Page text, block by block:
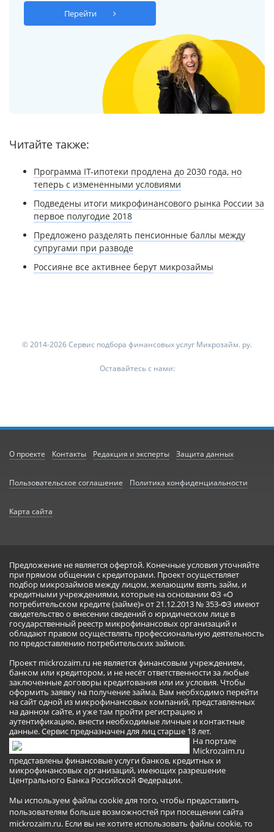
Перейти
Читайте также:
Программа IT-ипотеки продлена до 2030 года, но
теперь с измененными условиями
Подведены итоги микрофинансового рынка России за
первое полугодие 2018
Предложено разделять пенсионные баллы между
супругами при разводе
Россияне все активнее берут микрозаймы
© 2014-2026 Сервис подбора финансовых услуг Микрозайм. ру.
Оставайтесь с нами:
О проекте Контакты Редакция и эксперты Защита данных
Пользовательское соглашение Политика конфиденциальности
Карта сайта
Предложение не является офертой. Конечные условия уточняйте
при прямом общении с кредиторами. Проект осуществляет
подбор микрозаймов между лицом, желающим взять займ, и
кредитными учреждениями, которые на основании ФЗ «О
потребительском кредите (займе)» от 21.12.2013 № 353-ФЗ имеют
свидетельство о внесении сведений о юридическом лице в
государственный реестр микрофинансовых организаций и
обладают правом осуществлять профессиональную деятельность
по предоставлению потребительских займов.
Проект mickrozaim.ru не является финансовым учреждением,
банком или кредитором, и не несёт ответственности за любые
заключенные договоры кредитования или их условия. Чтобы
оформить заявку на получение займа, Вам необходимо перейти
на сайт одной из микрофинансовых компаний, представленных
на данном сайте, и уже там пройти регистрацию и
аутентификацию, внести необходимые личные и контактные
данные. Сервис предназначен для лиц старше 18 лет.
На портале
Mickrozaim.ru
представлены финансовые услуги банков, кредитных и
микрофинансовых организаций, имеющих разрешение
Центрального Банка Российской Федерации.
Мы используем файлы cookie для того, чтобы предоставить
пользователям больше возможностей при посещении сайта
mickrozaim.ru. Если вы не хотите использовать файлы cookie, то